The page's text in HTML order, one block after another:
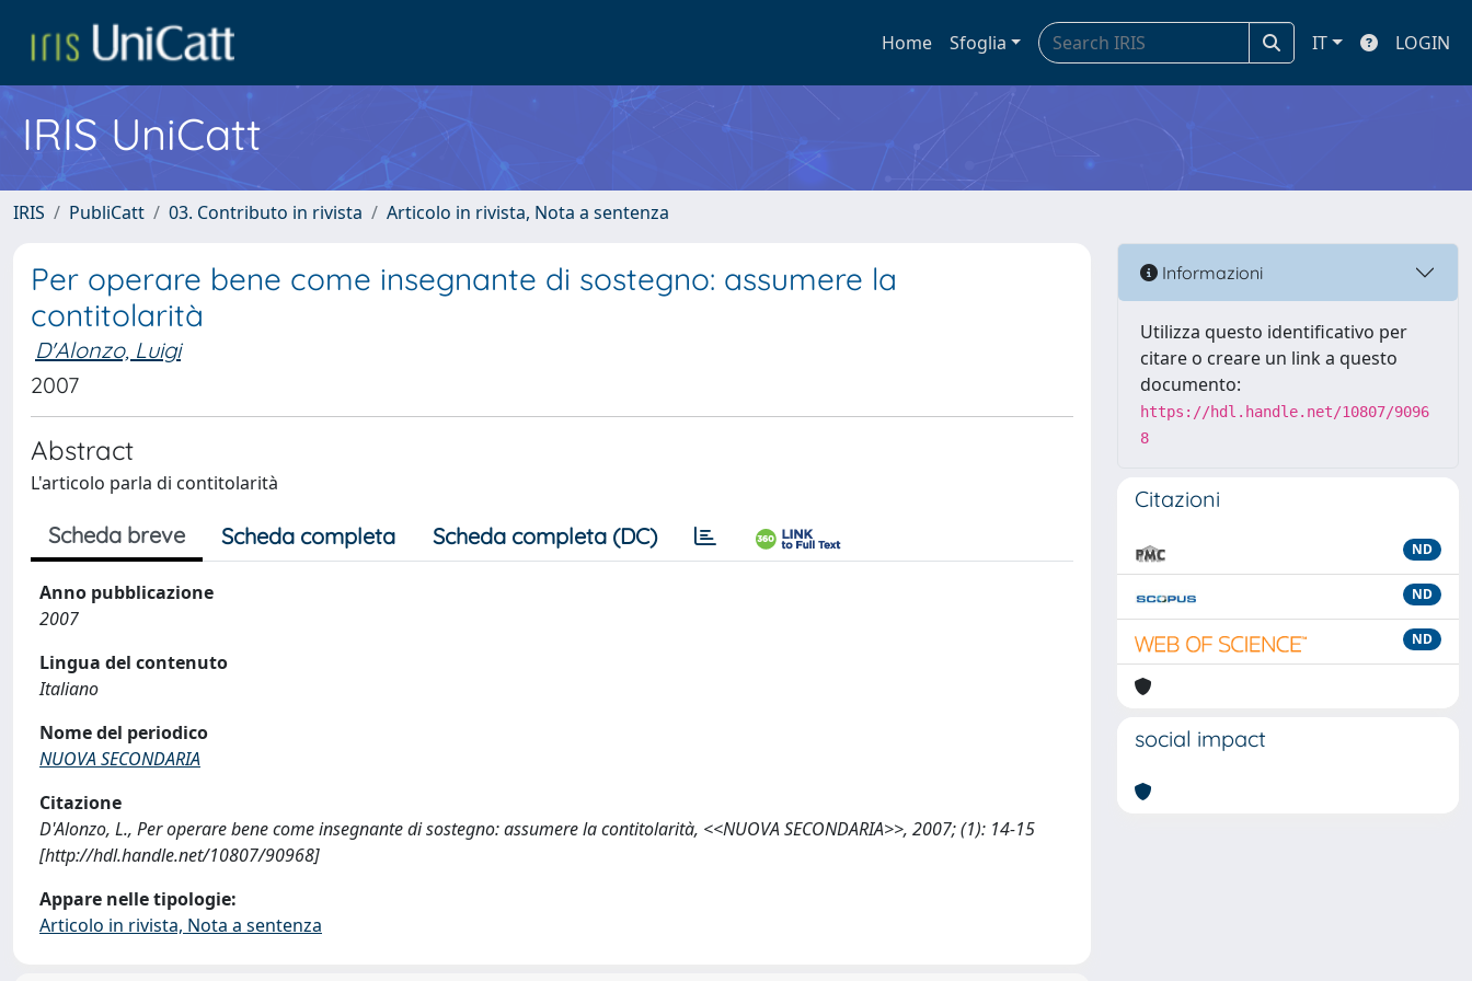
Home Sfoglia IT LOGIN
IRIS UniCatt
IRIS PubliCatt 03. Contributo in rivista Articolo in rivista, Nota a sentenza
Per operare bene come insegnante di sostegno: assumere la
contitolarità
D'Alonzo, Luigi
2007
Abstract
L'articolo parla di contitolarità
Scheda breve Scheda completa Scheda completa (DC)
Anno pubblicazione
2007
Lingua del contenuto
Italiano
Nome del periodico
NUOVA SECONDARIA
Citazione
D'Alonzo, L., Per operare bene come insegnante di sostegno: assumere la contitolarità, <<NUOVA SECONDARIA>>, 2007; (1): 14-15
[http://hdl.handle.net/10807/90968]
Appare nelle tipologie:
Articolo in rivista, Nota a sentenza
Informazioni
Utilizza questo identificativo per
citare o creare un link a questo
documento:
https://hdl.handle.net/10807/9096
8
Citazioni
ND
ND
ND
social impact